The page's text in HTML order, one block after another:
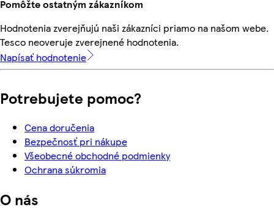
Pomôžte ostatným zákazníkom
Hodnotenia zverejňujú naši zákazníci priamo na našom webe.
Tesco neoveruje zverejnené hodnotenia.
Napísať hodnotenie
Potrebujete pomoc?
Cena doručenia
Bezpečnosť pri nákupe
Všeobecné obchodné podmienky
Ochrana súkromia
O nás